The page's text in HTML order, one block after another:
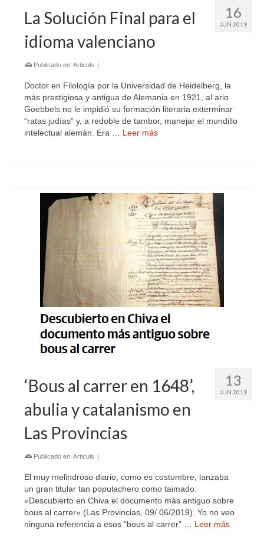
16
JUN 2019
La Solución Final para el
idioma valenciano
Publicado en: Articuls
Doctor en Filología por la Universidad de Heidelberg, la
más prestigiosa y antigua de Alemania en 1921, al ario
Goebbels no le impidió su formación literaria exterminar
“ratas judías” y, a redoble de tambor, manejar el mundillo
intelectual alemán. Era … Leer más
13
JUN 2019
‘Bous al carrer en 1648’,
abulia y catalanismo en
Las Provincias
Publicado en: Articuls
El muy melindroso diario, como es costumbre, lanzaba
un gran titular tan populachero como taimado:
«Descubierto en Chiva el documento más antiguo sobre
bous al carrer» (Las Provincias, 09/ 06/2019). Yo no veo
ninguna referencia a esos “bous al carrer” … Leer más